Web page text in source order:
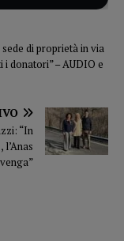
di proprietà in via
i donatori” – AUDIO e
“In